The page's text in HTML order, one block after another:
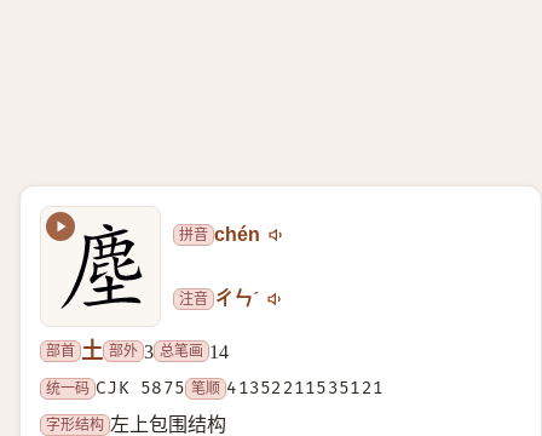
拼音 chén
注音 ㄔㄣˊ
部首 土 部外 3 总笔画 14
统一码 CJK 5875 笔顺 41352211535121
字形结构 左上包围结构